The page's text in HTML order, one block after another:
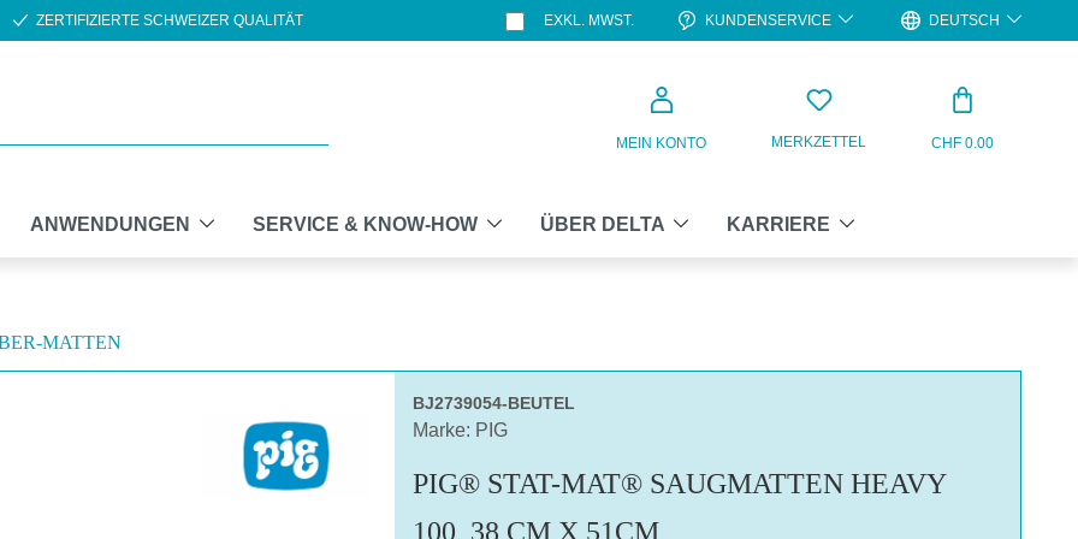
ZERTIFIZIERTE SCHWEIZER QUALITÄT EXKL. MWST. KUNDENSERVICE DEUTSCH
MEIN KONTO MERKZETTEL CHF 0.00
ANWENDUNGEN SERVICE & KNOW-HOW ÜBER DELTA KARRIERE
MATTEN
BJ2739054-BEUTEL
Marke: PIG
PIG® STAT-MAT® SAUGMATTEN HEAVY
100, 38 CM X 51CM